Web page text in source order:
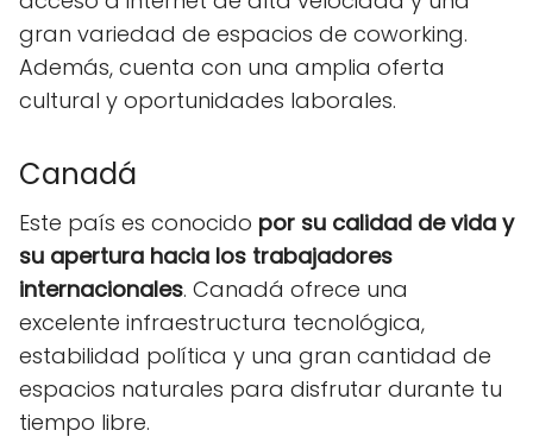
gran variedad de espacios de coworking.
Además, cuenta con una amplia oferta
cultural y oportunidades laborales.
Canadá
Este país es conocido por su calidad de vida y
su apertura hacia los trabajadores
internacionales. Canadá ofrece una
excelente infraestructura tecnológica,
estabilidad política y una gran cantidad de
espacios naturales para disfrutar durante tu
tiempo libre.